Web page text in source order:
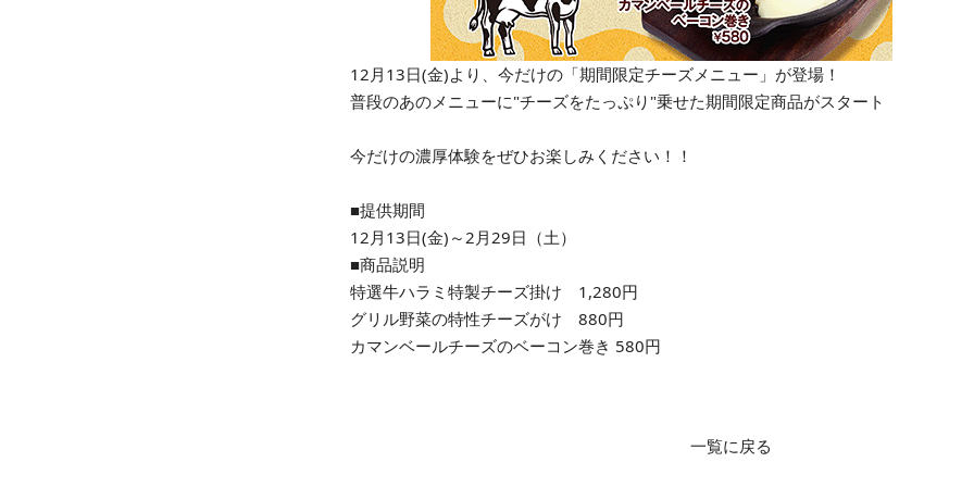
12月13日(金)より、今だけの「期間限定チーズメニュー」が登場！
普段のあのメニューに"チーズをたっぷり"乗せた期間限定商品がスタート
今だけの濃厚体験をぜひお楽しみください！！
■提供期間
12月13日(金)～2月29日（土）
■商品説明
特選牛ハラミ特製チーズ掛け 1,280円
グリル野菜の特性チーズがけ 880円
カマンベールチーズのベーコン巻き 580円
一覧に戻る